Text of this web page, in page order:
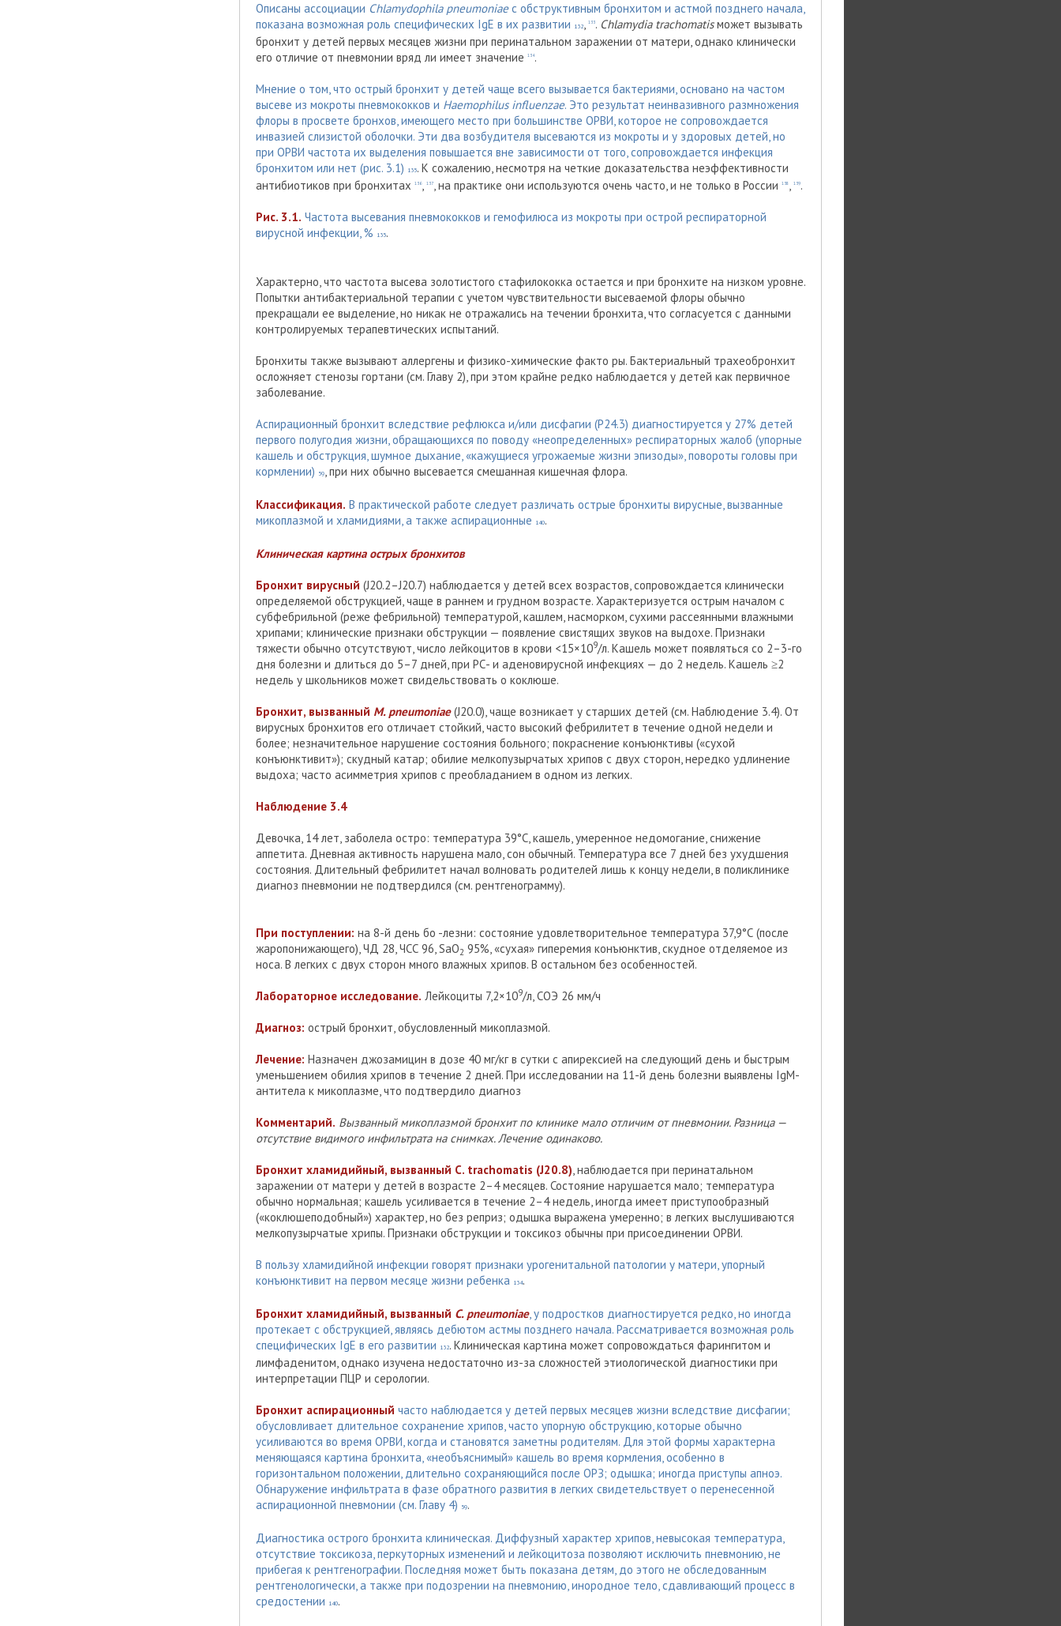
Описаны ассоциации Chlamydophila pneumoniaeс обструктивным бронхитом и астмой позднего начала,
показана возможная роль специфических IgE в их развитии 132, 133. Chlamydia trachomatisможет вызывать
бронхит у детей первых месяцев жизни при перинатальном заражении от матери, однако клинически
его отличие от пневмонии вряд ли имеет значение
134.
Мнение о том, что острый бронхит у детей чаще всего вызывается бактериями, основано на частом
высеве из мокроты пневмококков и Haemophilus influenzaе. Это результат неинвазивного размножения
флоры в просвете бронхов, имеющего место при большинстве ОРВИ, которое не сопровождается
инвазией слизистой оболочки. Эти два возбудителя высеваются из мокроты и у здоровых детей, но
при ОРВИ частота их выделения повышается вне зависимости от того, сопровождается инфекция
бронхитом или нет (рис. 3.1) 135. К сожалению, несмотря на четкие доказательства неэффективности
антибиотиков при бронхитах
136, 137, на практике они используются очень часто, и не только в России 138, 139.
Рис. 3.1. Частота высевания пневмококков и гемофилюса из мокроты при острой респираторной
вирусной инфекции, % 135.
Характерно, что частота высева золотистого стафилококка остается и при бронхите на низком уровне.
Попытки антибактериальной терапии с учетом чувствительности высеваемой флоры обычно
прекращали ее выделение, но никак не отражались на течении бронхита, что согласуется с данными
контролируемых терапевтических испытаний.
Бронхиты также вызывают аллергены и физико-химические факто ры. Бактериальный трахеобронхит
осложняет стенозы гортани (см. Главу 2), при этом крайне редко наблюдается у детей как первичное
заболевание.
Аспирационный бронхит вследствие рефлюкса и/или дисфагии (Р24.3) диагностируется у 27% детей
первого полугодия жизни, обращающихся по поводу «неопределенных» респираторных жалоб (упорные
кашель и обструкция, шумное дыхание, «кажущиеся угрожаемые жизни эпизоды», повороты головы при
кормлении) 59, при них обычно высевается смешанная кишечная флора.
Классификация. В практической работе следует различать острые бронхиты вирусные, вызванные
микоплазмой и хламидиями, а также аспирационные 140.
Клиническая картина острых бронхитов
Бронхит вирусный (J20.2–J20.7) наблюдается у детей всех возрастов, сопровождается клинически
определяемой обструкцией, чаще в раннем и грудном возрасте. Характеризуется острым началом с
субфебрильной (реже фебрильной) температурой, кашлем, насморком, сухими рассеянными влажными
хрипами; клинические признаки обструкции — появление свистящих звуков на выдохе. Признаки
тяжести обычно отсутствуют, число лейкоцитов в крови <15×109/л. Кашель может появляться со 2–3-го
дня болезни и длиться до 5–7 дней, при РС- и аденовирусной инфекциях — до 2 недель. Кашель ≥2
недель у школьников может свидельствовать о коклюше.
Бронхит, вызванный M. pneumoniae(J20.0), чаще возникает у старших детей (см. Наблюдение 3.4). От
вирусных бронхитов его отличает стойкий, часто высокий фебрилитет в течение одной недели и
более; незначительное нарушение состояния больного; покраснение конъюнктивы («сухой
конъюнктивит»); скудный катар; обилие мелкопузырчатых хрипов с двух сторон, нередко удлинение
выдоха; часто асимметрия хрипов с преобладанием в одном из легких.
Наблюдение 3.4
Девочка, 14 лет, заболела остро: температура 39°С, кашель, умеренное недомогание, снижение
аппетита. Дневная активность нарушена мало, сон обычный. Температура все 7 дней без ухудшения
состояния. Длительный фебрилитет начал волновать родителей лишь к концу недели, в поликлинике
диагноз пневмонии не подтвердился (см. рентгенограмму).
При поступлении: на 8-й день бо -лезни: состояние удовлетворительное температура 37,9°С (после
жаропонижающего), ЧД 28, ЧСС 96, SaO2 95%, «сухая» гиперемия конъюнктив, скудное отделяемое из
носа. В легких с двух сторон много влажных хрипов. В остальном без особенностей.
Лабораторное исследование. Лейкоциты 7,2×109/л, СОЭ 26 мм/ч
Диагноз: острый бронхит, обусловленный микоплазмой.
Лечение: Назначен джозамицин в дозе 40 мг/кг в сутки с апирексией на следующий день и быстрым
уменьшением обилия хрипов в течение 2 дней. При исследовании на 11-й день болезни выявлены IgM-
антитела к микоплазме, что подтвердило диагноз
Комментарий. Вызванный микоплазмой бронхит по клинике мало отличим от пневмонии. Разница —
отсутствие видимого инфильтрата на снимках. Лечение одинаково.
Бронхит хламидийный, вызванный C. trachomatis (J20.8), наблюдается при перинатальном
заражении от матери у детей в возрасте 2–4 месяцев. Состояние нарушается мало; температура
обычно нормальная; кашель усиливается в течение 2–4 недель, иногда имеет приступообразный
(«коклюшеподобный») характер, но без реприз; одышка выражена умеренно; в легких выслушиваются
мелкопузырчатые хрипы. Признаки обструкции и токсикоз обычны при присоединении ОРВИ.
В пользу хламидийной инфекции говорят признаки урогенитальной патологии у матери, упорный
конъюнктивит на первом месяце жизни ребенка 134.
Бронхит хламидийный, вызванный C. pneumoniae, у подростков диагностируется редко, но иногда
протекает с обструкцией, являясь дебютом астмы позднего начала. Рассматривается возможная роль
специфических IgE в его развитии 132. Клиническая картина может сопровождаться фарингитом и
лимфаденитом, однако изучена недостаточно из-за сложностей этиологической диагностики при
интерпретации ПЦР и серологии.
Бронхит аспирационный часто наблюдается у детей первых месяцев жизни вследствие дисфагии;
обусловливает длительное сохранение хрипов, часто упорную обструкцию, которые обычно
усиливаются во время ОРВИ, когда и становятся заметны родителям. Для этой формы характерна
меняющаяся картина бронхита, «необъяснимый» кашель во время кормления, особенно в
горизонтальном положении, длительно сохраняющийся после ОРЗ; одышка; иногда приступы апноэ.
Обнаружение инфильтрата в фазе обратного развития в легких свидетельствует о перенесенной
аспирационной пневмонии (см. Главу 4) 59.
Диагностика острого бронхита клиническая. Диффузный характер хрипов, невысокая температура,
отсутствие токсикоза, перкуторных изменений и лейкоцитоза позволяют исключить пневмонию, не
прибегая к рентгенографии. Последняя может быть показана детям, до этого не обследованным
рентгенологически, а также при подозрении на пневмонию, инородное тело, сдавливающий процесс в
средостении 140.